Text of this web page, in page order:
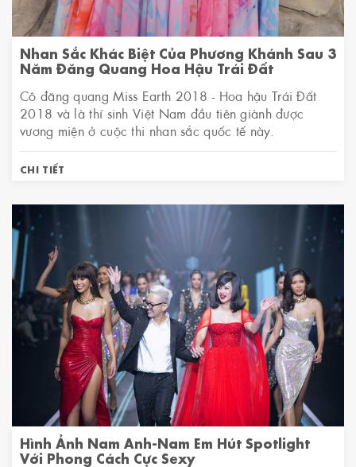
Nhan Sắc Khác Biệt Của Phương Khánh Sau 3
Năm Đăng Quang Hoa Hậu Trái Đất
Cô đăng quang Miss Earth 2018 - Hoa hậu Trái Đất
2018 và là thí sinh Việt Nam đầu tiên giành được
vương miện ở cuộc thi nhan sắc quốc tế này.
CHI TIẾT
Hình Ảnh Nam Anh-Nam Em Hút Spotlight
Với Phong Cách Cực Sexy